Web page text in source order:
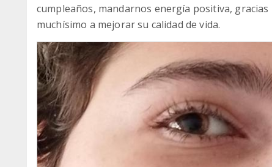
cumpleaños, mandarnos energía positiva,
muchísimo a mejorar su calidad de vida.